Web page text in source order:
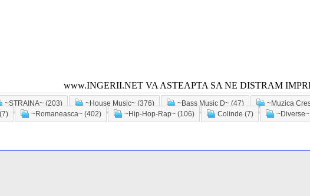
www.INGERII.NET VA ASTEAPTA SA NE DISTRAM
~STRAINA~ (203) ~House Music~ (376) ~Bass Music D~ (47) ~Muzica
~Romaneasca~ (402) ~Hip-Hop-Rap~ (106) Colinde (7)